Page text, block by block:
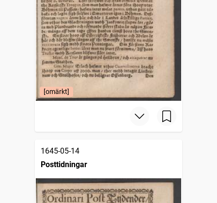
[omärkt]
1645-05-14
Posttidningar